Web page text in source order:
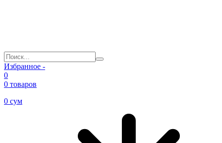
Избранное -
0
0 товаров
0 сум